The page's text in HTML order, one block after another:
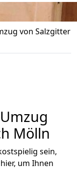
von Salzgitter
Mölln
sein,
um Ihnen